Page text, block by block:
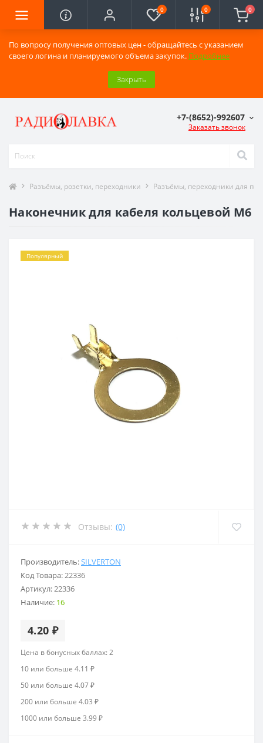
По вопросу получения оптовых цен - обращайтесь с указанием
своего логина и планируемого объема закупок. Подробнее
Закрыть
0 0 0
+7-(8652)-992607
Заказать звонок
Разъёмы, розетки, переходники Разъёмы, переходники для
Наконечник для кабеля кольцевой М6
Популярный
Отзывы: (0)
Производитель:SILVERTON
Код Товара:22336
Артикул:22336
Наличие: 16
4.20 ₽
Цена в бонусных баллах: 2
10 или больше 4.11 ₽
50 или больше 4.07 ₽
200 или больше 4.03 ₽
1000 или больше 3.99 ₽